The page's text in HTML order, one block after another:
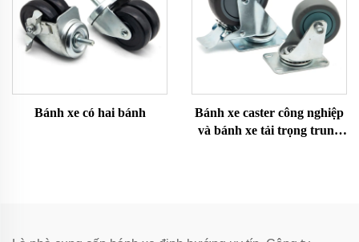
Bánh xe có hai bánh
Bánh xe caster công nghiệp
và bánh xe tải trọng trung